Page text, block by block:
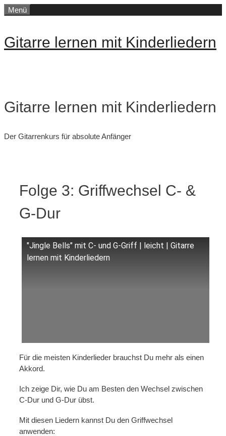
Zum
Menü
Gitarre lernen mit Kinderliedern
Gitarre lernen mit Kinderliedern
Der Gitarrenkurs für absolute Anfänger
Folge 3: Griffwechsel C- &
G-Dur
"Jingle Bells" mit C- und G-Griff | leicht | Gitarre
lernen mit Kinderliedern
Für die meisten Kinderlieder brauchst Du mehr als einen
Akkord.
Ich zeige Dir, wie Du am Besten den Wechsel zwischen
C-Dur und G-Dur übst.
Mit diesen Liedern kannst Du den Griffwechsel
anwenden: